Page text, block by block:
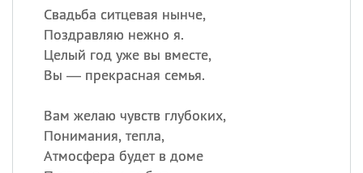
Свадьба ситцевая нынче,
Поздравляю нежно я.
Целый год уже вы вместе,
Вы — прекрасная семья.
Вам желаю чувств глубоких,
Понимания, тепла,
Атмосфера будет в доме